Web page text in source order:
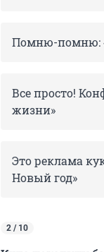
Помню-помню:
Все просто!
жизни»
Это реклама
Новый год»
2 / 10